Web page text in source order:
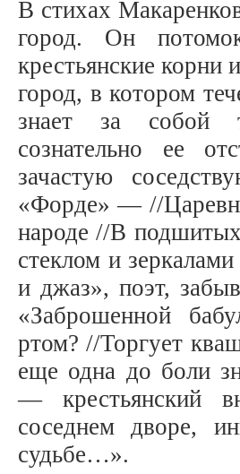
В стихах
город. Он
крестьянские
город, в котором
знает за собой
сознательно ее
зачастую
«Форде» — //
народе //В
стеклом и
и джаз», поэт,
«Заброшенной
ртом? //Торгует
еще одна до боли
— крестьянский
соседнем дворе,
судьбе…».